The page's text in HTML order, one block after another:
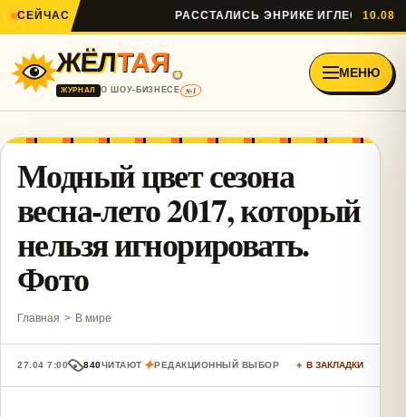
СЕЙЧАС РАССТАЛИСЬ ЭНРИКЕ ИГЛЕСИАС И10.08
ЖЁЛТАЯ
ЖУРНАЛ О ШОУ-БИЗНЕСЕ №1
МЕНЮ
Модный цвет сезона
весна-лето 2017, который
нельзя игнорировать.
Фото
Главная > В мире
27.04 7:00 840ЧИТАЮТ ✦РЕДАКЦИОННЫЙ ВЫБОР ＋ В ЗАКЛАДКИ